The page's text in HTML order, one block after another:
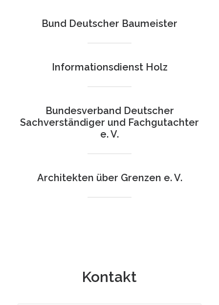
Bund Deutscher Baumeister
Informationsdienst Holz
Bundesverband Deutscher
Sachverständiger und Fachgutachter
e. V.
Architekten über Grenzen e. V.
Kontakt